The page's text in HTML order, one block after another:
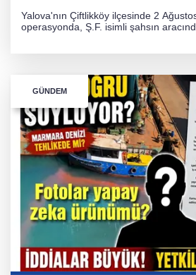
Yalova'nın Çiftlikköy ilçesinde 2
operasyonda, Ş.F. isimli şahsın
GÜNDEM